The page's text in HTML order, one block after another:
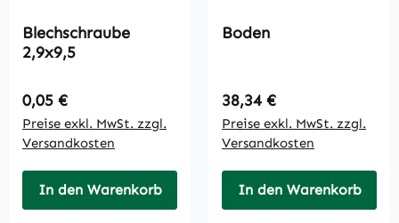
Blechschraube
2,9x9,5
Regulärer Preis:
0,05 €
Preise exkl. MwSt. zzgl.
Versandkosten
In den Warenkorb
Boden
Regulärer Preis:
38,34 €
Preise exkl. MwSt. zzgl.
Versandkosten
In den Warenkorb